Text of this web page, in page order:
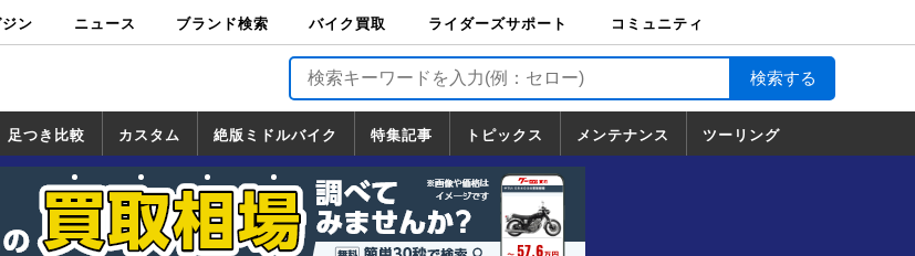
ン ニュース ブランド検索 バイク買取
バイク買取
ライダーズサポート
ライダーズサポート
TOP
バイク輸送
バイクガレージライ
フ
バイク車両保険
ロードサービス
バイク試乗
コミュニティ
足つき比較 カスタム
カスタム
一覧
ホンダ
ヤマハ
スズキ
カワサキ
絶版ミドルバイク
絶版ミドルバイク
一覧
ホンダ
ヤマハ
スズキ
カワサキ
特集記事 トピックス
トピックス
一覧
ホンダ
ヤマハ
スズキ
カワサキ
ハーレーダ
ビッドソン
BMW
ドゥカティ
トライアン
フ
メンテナンス ツーリング
道の駅調査隊
ツーリング情報局
日本の道50選
国道めぐり
林道ツーリング